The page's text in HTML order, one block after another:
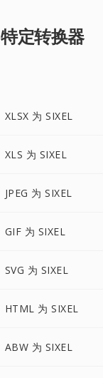
特定转换器
XLSX 为 SIXEL
XLS 为 SIXEL
JPEG 为 SIXEL
GIF 为 SIXEL
SVG 为 SIXEL
HTML 为 SIXEL
ABW 为 SIXEL